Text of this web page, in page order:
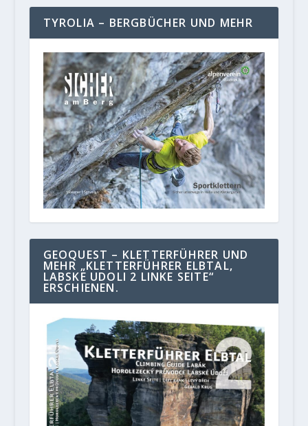
TYROLIA – BERGBÜCHER UND MEHR
GEOQUEST – KLETTERFÜHRER UND
MEHR „KLETTERFÜHRER ELBTAL,
LABSKE UDOLI 2 LINKE SEITE“
ERSCHIENEN.